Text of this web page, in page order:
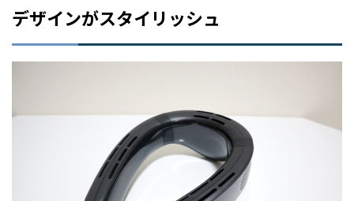
デザインがスタイリッシュ